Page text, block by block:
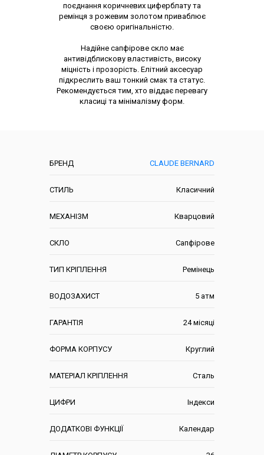
БРЕНД CLAUDE BERNARD
СТИЛЬ Класичний
МЕХАНІЗМ Кварцовий
СКЛО Сапфірове
ТИП КРІПЛЕННЯ Ремінець
ВОДОЗАХИСТ 5 атм
ГАРАНТІЯ 24 місяці
ФОРМА КОРПУСУ Круглий
МАТЕРІАЛ КРІПЛЕННЯ Сталь
ЦИФРИ Індекси
ДОДАТКОВІ ФУНКЦІЇ Календар
поєднання коричневих циферблату та
ремінця з рожевим золотом приваблює
своєю оригінальністю.
Надійне сапфірове скло має
антивідблискову властивість, високу
міцність і прозорість. Елітний аксесуар
підкреслить ваш тонкий смак та статус.
Рекомендується тим, хто віддає перевагу
класиці та мінімалізму форм.